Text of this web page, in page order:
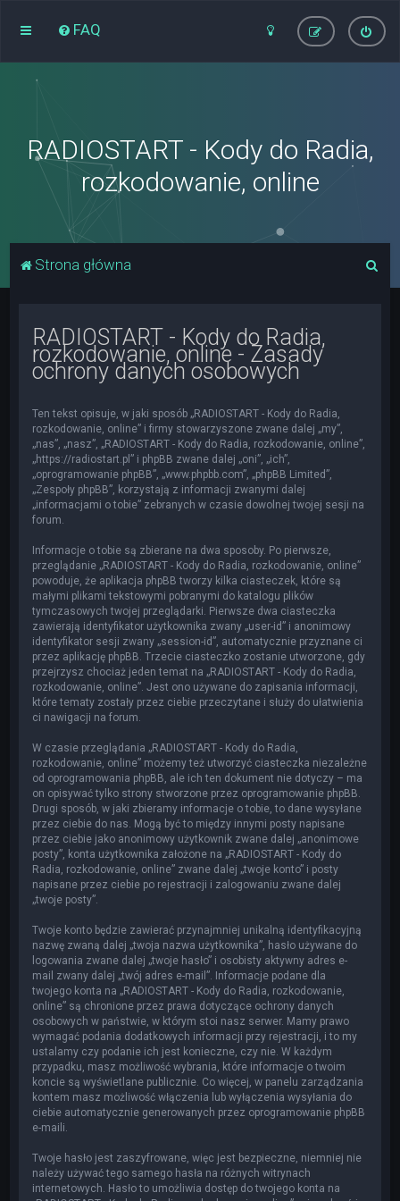
FAQ
RADIOSTART - Kody do Radia,
rozkodowanie, online
Strona główna
RADIOSTART - Kody do Radia,
rozkodowanie, online - Zasady
ochrony danych osobowych
Ten tekst opisuje, w jaki sposób „RADIOSTART - Kody do Radia,
rozkodowanie, online” i firmy stowarzyszone zwane dalej „my”,
„nas”, „nasz”, „RADIOSTART - Kody do Radia, rozkodowanie, online”,
„https://radiostart.pl” i phpBB zwane dalej „oni”, „ich”,
„oprogramowanie phpBB”, „www.phpbb.com”, „phpBB Limited”,
„Zespoły phpBB”, korzystają z informacji zwanymi dalej
„informacjami o tobie” zebranych w czasie dowolnej twojej sesji na
forum.
Informacje o tobie są zbierane na dwa sposoby. Po pierwsze,
przeglądanie „RADIOSTART - Kody do Radia, rozkodowanie, online”
powoduje, że aplikacja phpBB tworzy kilka ciasteczek, które są
małymi plikami tekstowymi pobranymi do katalogu plików
tymczasowych twojej przeglądarki. Pierwsze dwa ciasteczka
zawierają identyfikator użytkownika zwany „user-id” i anonimowy
identyfikator sesji zwany „session-id”, automatycznie przyznane ci
przez aplikację phpBB. Trzecie ciasteczko zostanie utworzone, gdy
przejrzysz chociaż jeden temat na „RADIOSTART - Kody do Radia,
rozkodowanie, online”. Jest ono używane do zapisania informacji,
które tematy zostały przez ciebie przeczytane i służy do ułatwienia
ci nawigacji na forum.
W czasie przeglądania „RADIOSTART - Kody do Radia,
rozkodowanie, online” możemy też utworzyć ciasteczka niezależne
od oprogramowania phpBB, ale ich ten dokument nie dotyczy – ma
on opisywać tylko strony stworzone przez oprogramowanie phpBB.
Drugi sposób, w jaki zbieramy informacje o tobie, to dane wysyłane
przez ciebie do nas. Mogą być to między innymi posty napisane
przez ciebie jako anonimowy użytkownik zwane dalej „anonimowe
posty”, konta użytkownika założone na „RADIOSTART - Kody do
Radia, rozkodowanie, online” zwane dalej „twoje konto” i posty
napisane przez ciebie po rejestracji i zalogowaniu zwane dalej
„twoje posty”.
Twoje konto będzie zawierać przynajmniej unikalną identyfikacyjną
nazwę zwaną dalej „twoja nazwa użytkownika”, hasło używane do
logowania zwane dalej „twoje hasło” i osobisty aktywny adres e-
mail zwany dalej „twój adres e-mail”. Informacje podane dla
twojego konta na „RADIOSTART - Kody do Radia, rozkodowanie,
online” są chronione przez prawa dotyczące ochrony danych
osobowych w państwie, w którym stoi nasz serwer. Mamy prawo
wymagać podania dodatkowych informacji przy rejestracji, i to my
ustalamy czy podanie ich jest konieczne, czy nie. W każdym
przypadku, masz możliwość wybrania, które informacje o twoim
koncie są wyświetlane publicznie. Co więcej, w panelu zarządzania
kontem masz możliwość włączenia lub wyłączenia wysyłania do
ciebie automatycznie generowanych przez oprogramowanie phpBB
e-maili.
Twoje hasło jest zaszyfrowane, więc jest bezpieczne, niemniej nie
należy używać tego samego hasła na różnych witrynach
internetowych. Hasło to umożliwia dostęp do twojego konta na